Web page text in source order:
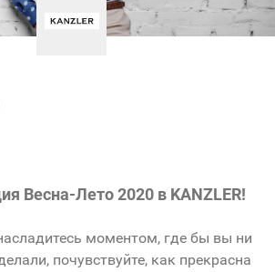
Весна-Лето 2020 в KANZLER!
моментом, где бы вы ни
почувствуйте, как прекрасна